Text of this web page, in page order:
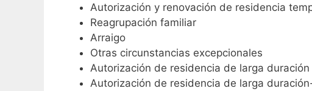
Autorización y renovación de residencia
Reagrupación familiar
Arraigo
Otras circunstancias excepcionales
Autorización de residencia de larga duración
Autorización de residencia de larga